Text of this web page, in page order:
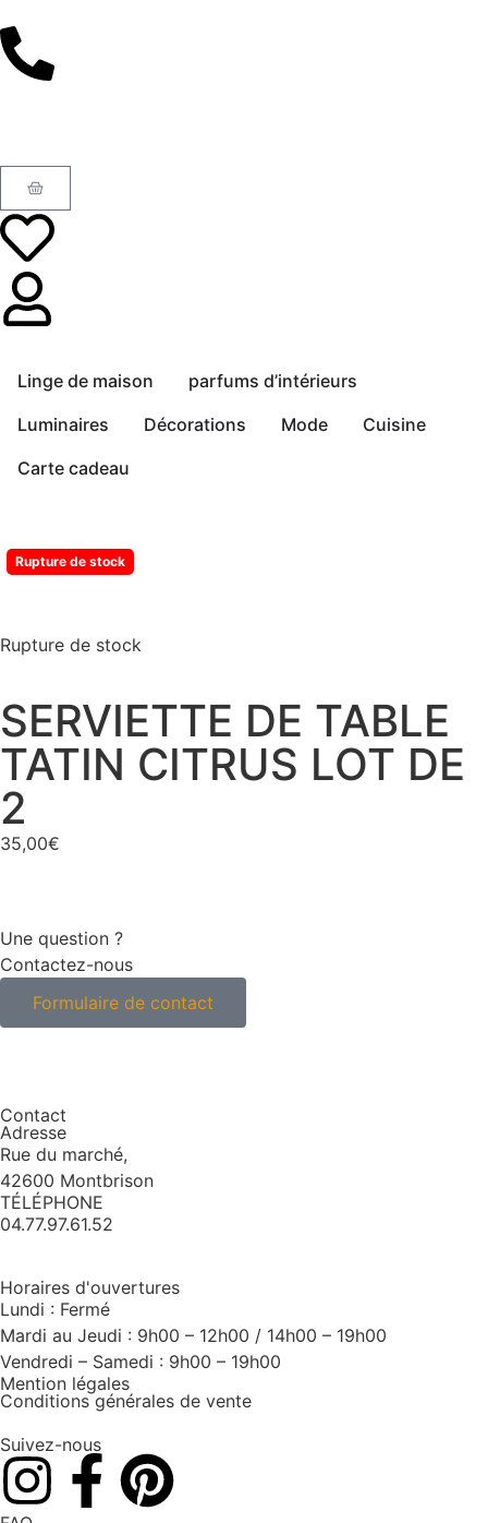
Linge de maison
parfums d’intérieurs
Luminaires
Décorations Mode
Cuisine
Carte cadeau
Rupture de stock
Rupture de stock
SERVIETTE DE TABLE
TATIN CITRUS LOT DE
2
35,00€
Une question ?
Contactez-nous
Formulaire de contact
Contact
Adresse
Rue du marché,
42600 Montbrison
TÉLÉPHONE
04.77.97.61.52
Horaires d'ouvertures
Lundi : Fermé
Mardi au Jeudi : 9h00 – 12h00 / 14h00 – 19h00
Vendredi – Samedi : 9h00 – 19h00
Mention légales
Conditions générales de vente
Suivez-nous